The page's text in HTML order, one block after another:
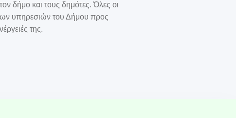
δήμο και τους δημότες. Όλες οι
υπηρεσιών του Δήμου προς
της.